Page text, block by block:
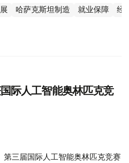
哈萨克斯坦制造 就业保障 经
际人工智能奥林匹克竞
第三届国际人工智能奥林匹克竞赛